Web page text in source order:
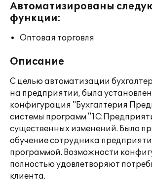
Автоматизированы
функции:
Оптовая торговля
Описание
С целью автоматизации
на предприятии, была
конфигурация "Бухгалтерия
системы программ
существенных изменений. Было
обучение сотрудника
программой. Возможности
полностью удовлетворяют
клиента.